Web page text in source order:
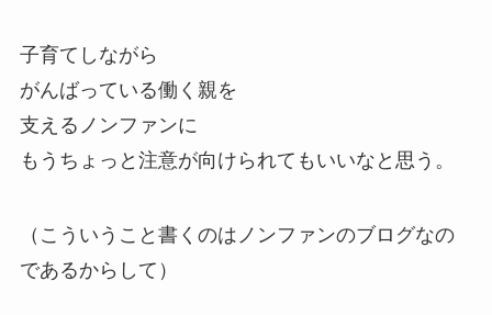
子育てしながら
がんばっている働く親を
支えるノンファンに
もうちょっと注意が向けられてもいいなと思う。
（こういうこと書くのはノンファンのブログなの
であるからして）